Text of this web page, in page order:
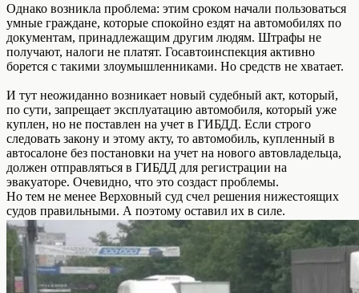
Однако возникла проблема: этим сроком начали пользоваться
умные граждане, которые спокойно ездят на автомобилях по
документам, принадлежащим другим людям. Штрафы не
получают, налоги не платят. Госавтоинспекция активно
борется с такими злоумышленниками. Но средств не хватает.
И тут неожиданно возникает новый судебный акт, который,
по сути, запрещает эксплуатацию автомобиля, который уже
куплен, но не поставлен на учет в ГИБДД. Если строго
следовать закону и этому акту, то автомобиль, купленный в
автосалоне без постановки на учет на нового автовладельца,
должен отправляться в ГИБДД для регистрации на
эвакуаторе. Очевидно, что это создаст проблемы.
Но тем не менее Верховный суд счел решения нижестоящих
судов правильными. А поэтому оставил их в силе.